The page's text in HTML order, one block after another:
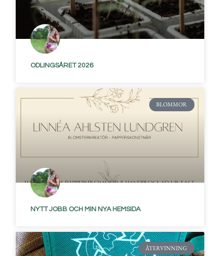
ODLINGSÅRET 2026
BLOMMOR
NYTT JOBB OCH MIN NYA HEMSIDA
ÅTERVINNING